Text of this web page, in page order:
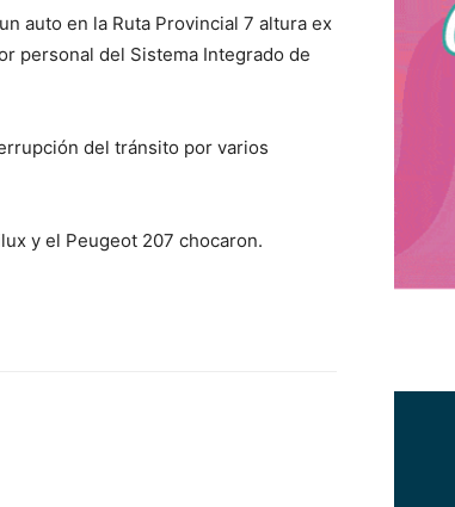
auto en la Ruta Provincial 7 altura ex
personal del Sistema Integrado de
del tránsito por varios
y el Peugeot 207 chocaron.